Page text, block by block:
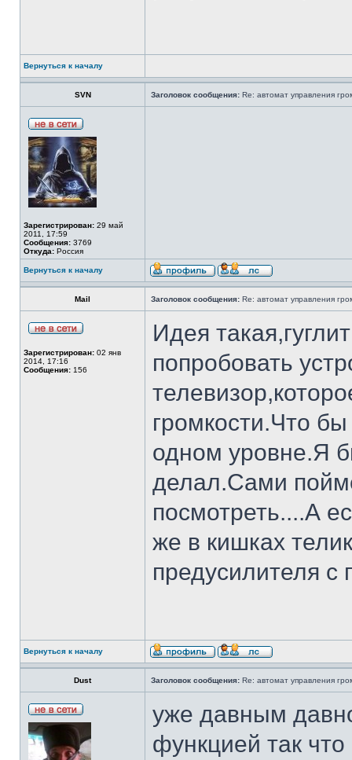
Вернуться к началу
SVN Заголовок сообщения: Re: автомат управления
Зарегистрирован: 29 май
2011, 17:59
Сообщения: 3769
Откуда: Россия
Вернуться к началу
Mail Заголовок сообщения: Re: автомат управления
Зарегистрирован: 02 янв
2014, 17:16
Сообщения: 156
Идея
попробовать
громкости.Что
одном уровне.Я
делал.Сами
посмотреть....А
же в кишках
предусилителя с
Вернуться к началу
Dust Заголовок сообщения: Re: автомат управления
уже давным
функцией так